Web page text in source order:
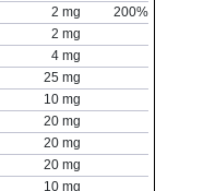
2 mg
200%
2 mg
4 mg
25 mg
10 mg
20 mg
20 mg
20 mg
10 mg